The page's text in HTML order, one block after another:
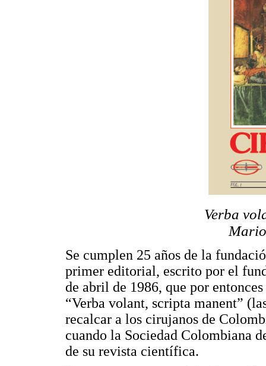
Verba
Se cumplen 25 años de la
primer editorial, escrito por el
de abril de 1986, que por
“Verba volant, scripta manent”
recalcar a los cirujanos de
cuando la Sociedad Colombiana
de su revista científica.